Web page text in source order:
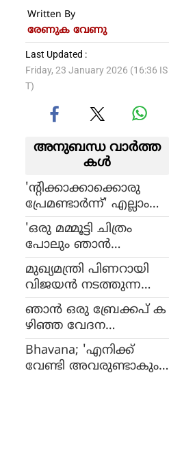
Written By
രേണുക വേണു
Last Updated :
Friday, 23 January 2026 (16:36 IS
T)
അനുബന്ധ വാര്‍ത്ത
കള്‍
'ന്റിക്കാക്കാക്കൊരു
പ്രേമണ്ടാർന്ന്‌' എല്ലാം
മാറ്റി മറിച്ച സിനിമ; കഥ
കേൾക്കാൻ പോലും
ആദ്യം താത്പര്യ
മുണ്ടായിരുന്നില്ല'- ഭാവന
'ഒരു മമ്മൂട്ടി ചിത്രം
പോലും ഞാൻ
വേണ്ടെന്ന് പറഞ്ഞു': മ
ലയാള സിനിമയിലെ
നീണ്ട ഇടവേളയെ
കുറിച്ച് ഭാവന
മുഖ്യമന്ത്രി പിണറായി
വിജയന്‍ നടത്തുന്ന
ക്രിസ്മസ് വിരുന്നില്‍
മുഖ്യാതിഥി ഭാവന
ഞാൻ ഒരു ബ്രേക്കപ് ക
ഴിഞ്ഞ വേദന
യിലായിരുന്നു, നവീനും
അതെ: പ്രണയ
ത്തിലായത് എങ്ങ
Bhavana; 'എനിക്ക്
വേണ്ടി അവരുണ്ടാകും':